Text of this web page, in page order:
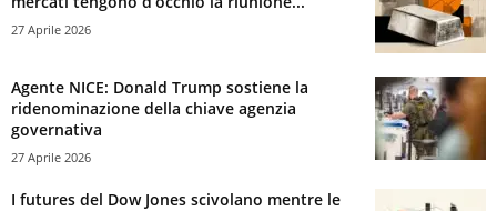
27 Aprile 2026
Agente NICE: Donald Trump sostiene la
ridenominazione della chiave agenzia
governativa
27 Aprile 2026
I futures del Dow Jones scivolano mentre le